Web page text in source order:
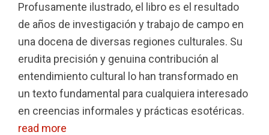
Profusamente ilustrado, el libro es el resultado
de años de investigación y trabajo de campo en
una docena de diversas regiones culturales. Su
erudita precisión y genuina contribución al
entendimiento cultural lo han transformado en
un texto fundamental para cualquiera interesado
en creencias informales y prácticas esotéricas.
read more